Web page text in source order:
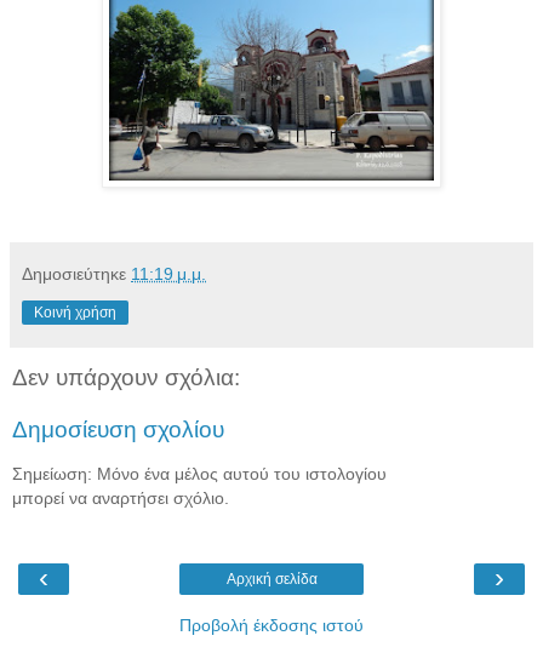
Δημοσιεύτηκε 11:19 μ.μ.
Κοινή χρήση
Δεν υπάρχουν σχόλια:
Δημοσίευση σχολίου
Σημείωση: Μόνο ένα μέλος αυτού του ιστολογίου
μπορεί να αναρτήσει σχόλιο.
‹ ›
Αρχική σελίδα
Προβολή έκδοσης ιστού